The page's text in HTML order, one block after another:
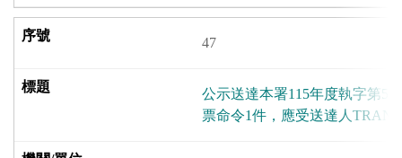
47
公示送達本署115年度執字第
票命令1件，應受送達人TRAN